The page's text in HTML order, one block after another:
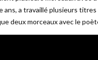
ans, a travaillé plusieurs
deux morceaux avec le